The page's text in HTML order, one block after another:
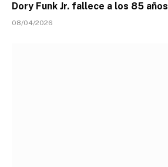
Dory Funk Jr. fallece a los 85 años
08/04/2026